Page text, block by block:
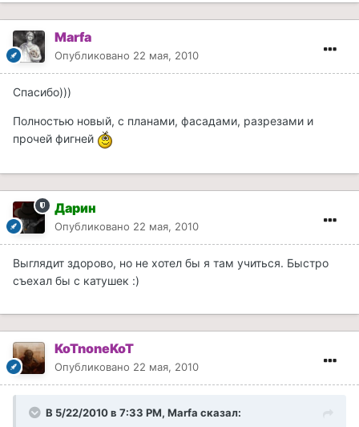
Marfa
Опубликовано 22 мая, 2010
Спасибо)))
Полностью новый, с планами, фасадами, разрезами и
прочей фигней
Дарин
Опубликовано 22 мая, 2010
Выглядит здорово, но не хотел бы я там учиться. Быстро
съехал бы с катушек :)
KoTnoneKoT
Опубликовано 22 мая, 2010
В 5/22/2010 в 7:33 PM, Marfa сказал: